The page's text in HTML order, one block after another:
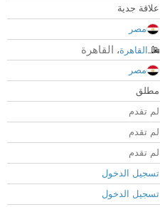
علاقة جدية
مصر
القاهرة، القاهرة
مصر
مطلق
لم تقدم
لم تقدم
لم تقدم
تسجيل الدخول
تسجيل الدخول